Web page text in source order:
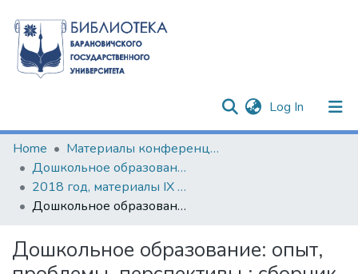
Log In (current)
Communities & Collections
All of DSpace
Statistics
Home
Материалы конференций и семинаров
Дошкольное образование: опыт, проблемы, перспективы
2018 год, материалы ІХ Международного научно-практического семинара
Дошкольное образование: опыт, проблемы, перспективы : сборник материалов IX Международного научно-практического семинара, Барановичи, 23 марта 2018 г.
Дошкольное образование: опыт,